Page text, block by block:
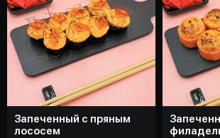
Запеченный с пряным
лососем